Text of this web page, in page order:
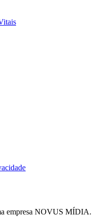
empresa NOVUS MÍDIA.